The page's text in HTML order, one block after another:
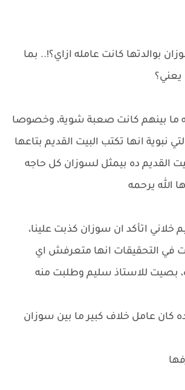
بوالدتها كانت عامله ازاي؟!.. بما
ما بينهم كانت صعبة شوية، وخصوصا
نبوية انها تكتب البيت القديم بتاعها
القديم ده بيمثل لسوزان كل حاجه
الله يرحمه
خلاني اتأكد ان سوزان كذبت علينا،
في التحقيقات انها متعرفش اي
بصيت للاستاذ سليم وطلبت منه
كان عامل خلاف كبير ما بين سوزان